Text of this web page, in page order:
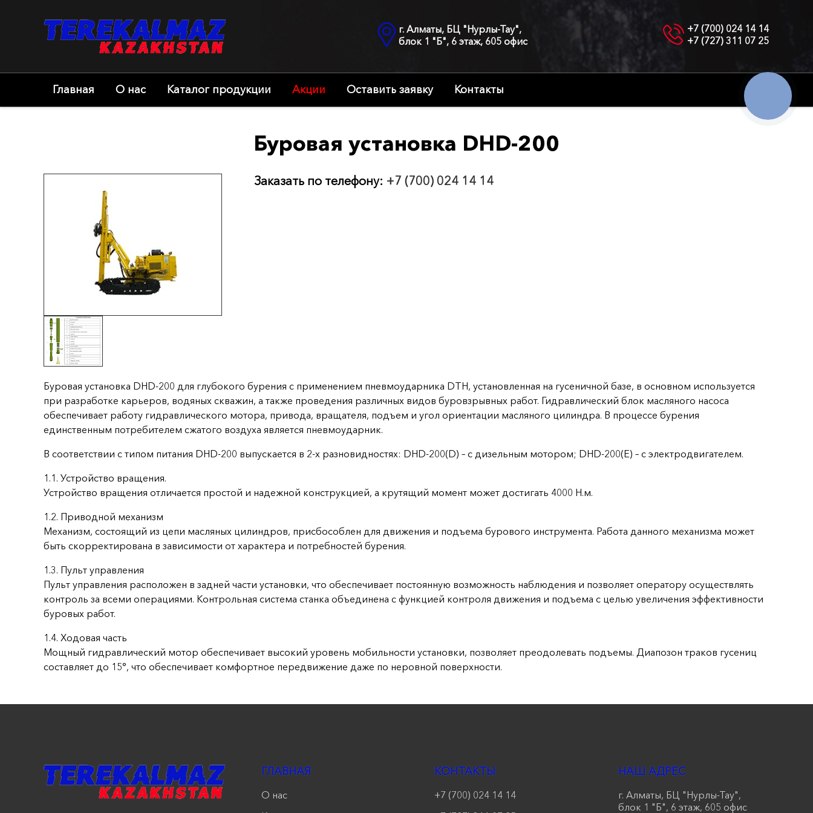
г. Алматы, БЦ "Нурлы-Тау",
блок 1 "Б", 6 этаж, 605 офис
+7 (700) 024 14 14
+7 (727) 311 07 25
Главная О нас Каталог продукции Акции Оставить заявку Контакты
Буровая установка DHD-200
Заказать по телефону: +7 (700) 024 14 14
Буровая установка DHD-200 для глубокого бурения с применением пневмоударника DTH, установленная на гусеничной базе, в основном используется
при разработке карьеров, водяных скважин, а также проведения различных видов буровзрывных работ. Гидравлический блок масляного насоса
обеспечивает работу гидравлического мотора, привода, вращателя, подъем и угол ориентации масляного цилиндра. В процессе бурения
единственным потребителем сжатого воздуха является пневмоударник.
В соответствии с типом питания DHD-200 выпускается в 2-х разновидностях: DHD-200(D) – с дизельным мотором; DHD-200(E) – с электродвигателем.
1.1. Устройство вращения.
Устройство вращения отличается простой и надежной конструкцией, а крутящий момент может достигать 4000 Н.м.
1.2. Приводной механизм
Механизм, состоящий из цепи масляных цилиндров, присбособлен для движения и подъема бурового инструмента. Работа данного механизма может
быть скорректирована в зависимости от характера и потребностей бурения.
1.3. Пульт управления
Пульт управления расположен в задней части установки, что обеспечивает постоянную возможность наблюдения и позволяет оператору осуществлять
контроль за всеми операциями. Контрольная система станка объединена с функцией контроля движения и подъема с целью увеличения эффективности
буровых работ.
1.4. Ходовая часть
Мощный гидравлический мотор обеспечивает высокий уровень мобильности установки, позволяет преодолевать подъемы. Диапозон траков гусениц
составляет до 15°, что обеспечивает комфортное передвижение даже по неровной поверхности.
ГЛАВНАЯ
О нас
КОНТАКТЫ
+7 (700) 024 14 14
НАШ АДРЕС
г. Алматы, БЦ "Нурлы-Тау",
блок 1 "Б", 6 этаж, 605 офис